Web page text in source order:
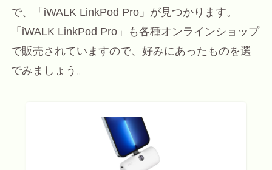
で、「iWALK LinkPod Pro」が見つかります。
「iWALK LinkPod Pro」も各種オンラインショップ
で販売されていますので、好みにあったものを選
でみましょう。